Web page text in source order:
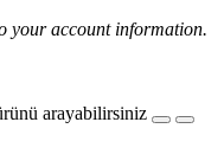
your account information.
arayabilirsiniz